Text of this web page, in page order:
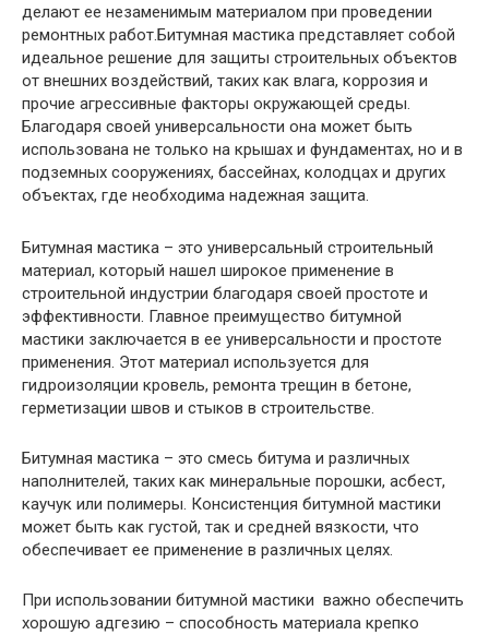
делают ее незаменимым материалом при проведении
ремонтных работ.Битумная мастика представляет собой
идеальное решение для защиты строительных объектов
от внешних воздействий, таких как влага, коррозия и
прочие агрессивные факторы окружающей среды.
Благодаря своей универсальности она может быть
использована не только на крышах и фундаментах, но и в
подземных сооружениях, бассейнах, колодцах и других
объектах, где необходима надежная защита.
Битумная мастика – это универсальный строительный
материал, который нашел широкое применение в
строительной индустрии благодаря своей простоте и
эффективности. Главное преимущество битумной
мастики заключается в ее универсальности и простоте
применения. Этот материал используется для
гидроизоляции кровель, ремонта трещин в бетоне,
герметизации швов и стыков в строительстве.
Битумная мастика – это смесь битума и различных
наполнителей, таких как минеральные порошки, асбест,
каучук или полимеры. Консистенция битумной мастики
может быть как густой, так и средней вязкости, что
обеспечивает ее применение в различных целях.
При использовании битумной мастики важно обеспечить
хорошую адгезию – способность материала крепко